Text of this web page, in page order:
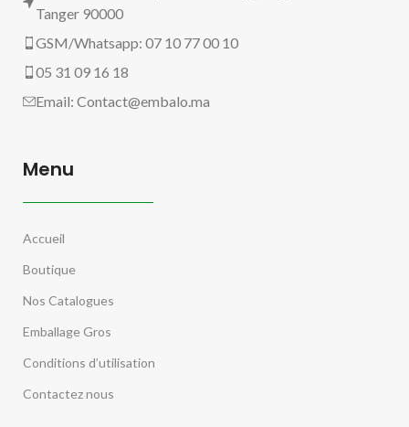
Tanger 90000
GSM/Whatsapp: 07 10 77 00 10
05 31 09 16 18
Email:Contact@embalo.ma
Menu
Accueil
Boutique
Nos Catalogues
Emballage Gros
Conditions d’utilisation
Contactez nous